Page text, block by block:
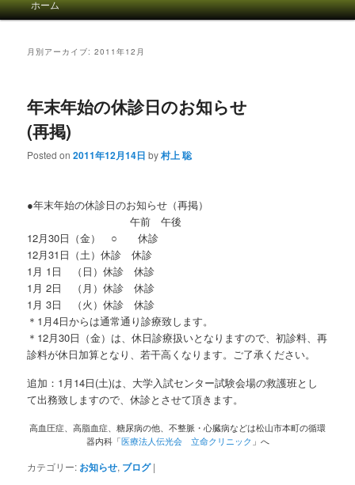
メインコンテンツへ移動
サブコンテンツへ移動
ホーム
月別アーカイブ:2011年12月
年末年始の休診日のお知らせ
(再掲)
Posted on2011年12月14日 by村上 聡
●年末年始の休診日のお知らせ（再掲）
午前 午後
12月30日（金） ○ 休診
12月31日（土）休診 休診
1月 1日 （日）休診 休診
1月 2日 （月）休診 休診
1月 3日 （火）休診 休診
＊1月4日からは通常通り診療致します。
＊12月30日（金）は、休日診療扱いとなりますので、初診料、再
診料が休日加算となり、若干高くなります。ご了承ください。
追加：1月14日(土)は、大学入試センター試験会場の救護班とし
て出務致しますので、休診とさせて頂きます。
高血圧症、高脂血症、糖尿病の他、不整脈・心臓病などは松山市本町の循環
器内科「医療法人伝光会 立命クリニック 」へ
カテゴリー: お知らせ, ブログ |